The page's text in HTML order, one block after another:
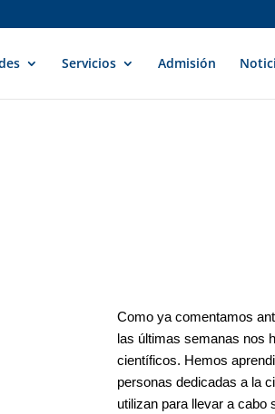
Servicios Admisión
Como ya comentamos
las últimas semanas nos
científicos. Hemos
personas dedicadas a la
utilizan para llevar a cabo